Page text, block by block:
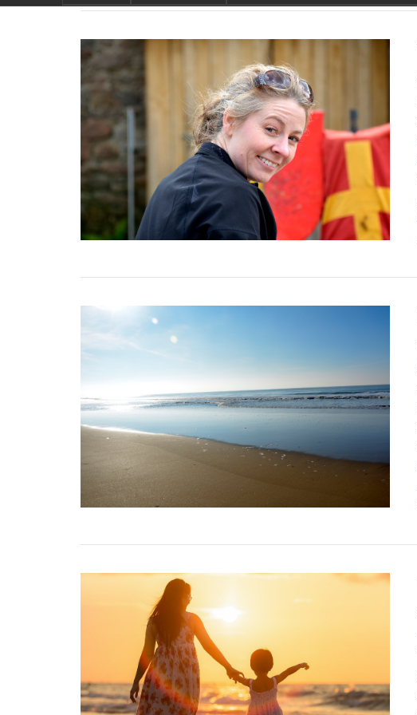
de traditie rond beaujolais nouveau
speciaal wat zijn tannines witte
beaujolais nouveau
VIEW POST